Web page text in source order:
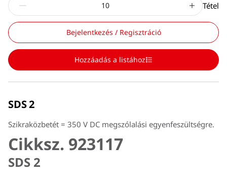
Tétel
Bejelentkezés / Regisztráció
Hozzáadás a listához
SDS 2
Szikraközbetét = 350 V DC megszólalási egyenfeszültségre.
Cikksz. 923117
SDS 2